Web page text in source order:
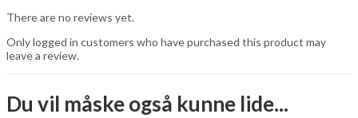
There are no reviews yet.
Only logged in customers who have purchased this product may
leave a review.
Du vil måske også kunne lide...